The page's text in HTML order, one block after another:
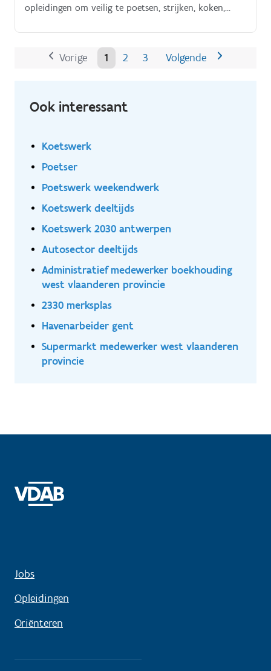
opleidingen om veilig te poetsen, strijken, koken,
Vorige 1 2 3 Volgende
Ook interessant
Koetswerk
Poetser
Poetswerk weekendwerk
Koetswerk deeltijds
Koetswerk 2030 antwerpen
Autosector deeltijds
Administratief medewerker boekhouding
west vlaanderen provincie
2330 merksplas
Havenarbeider gent
Supermarkt medewerker west vlaanderen
provincie
Jobs
Opleidingen
Oriënteren